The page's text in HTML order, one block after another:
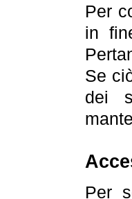
Per
in
Se
dei
Per